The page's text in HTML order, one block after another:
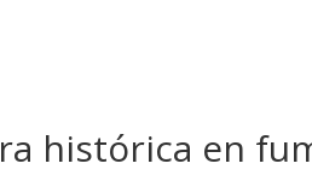
histórica en